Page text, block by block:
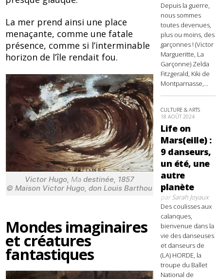
La mer prend ainsi une place
menaçante, comme une fatale
présence, comme si l’interminable
horizon de l’île rendait fou.
Victor Hugo, Ma destinée , 1857
© Maison Victor Hugo, don Louis Barthou
Mondes imaginaires
et créatures
fantastiques
Depuis la guerre,
nous sommes
toutes devenues,
plus ou moins, des
garçonnes ! (Victor
Margueritte, La
Garçonne) Zelda
Fitzgerald, Kiki de
Montparnasse,...
CULTURE & ARTS
18 AOÛT 2024
Life on
Mars(eille) :
9 danseurs,
un été, une
autre
planète
parSarah Joyaux
Des coulisses aux
calanques,
bienvenue dans la
vie des danseuses
et danseurs de
(LA) HORDE, la
troupe du Ballet
National de